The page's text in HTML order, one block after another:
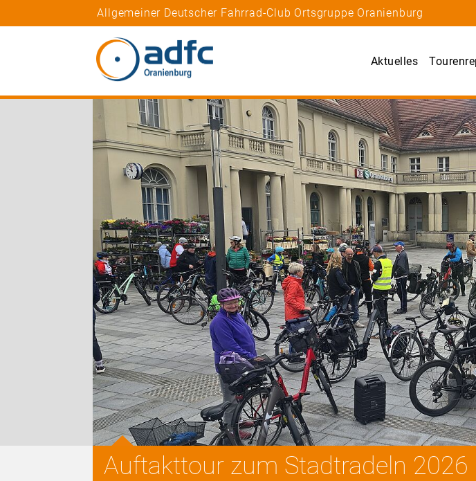
Allgemeiner Deutscher Fahrrad-Club Ortsgruppe Oranienburg
Aktuelles
Auftakttour zum Stadtradeln 2026